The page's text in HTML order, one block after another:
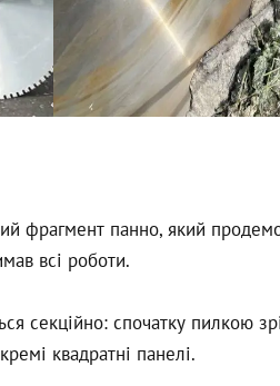
фрагмент панно, який
всі роботи.
секційно: спочатку пилкою
квадратні панелі.